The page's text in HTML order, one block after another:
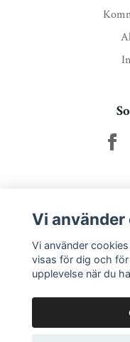
Vi använder
Vi använder
visas för dig och
upplevelse när du